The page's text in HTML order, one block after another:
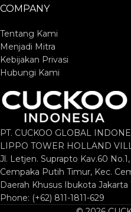
COMPANY
Tentang Kami
Menjadi Mitra
Kebijakan Privasi
Hubungi Kami
PT. CUCKOO GLOBAL
LIPPO TOWER HOLLAND
Jl. Letjen. Suprapto Kav.60
Cempaka Putih Timur, Kec.
Daerah Khusus Ibukota Jakarta
Phone: (+62) 811-1811-629